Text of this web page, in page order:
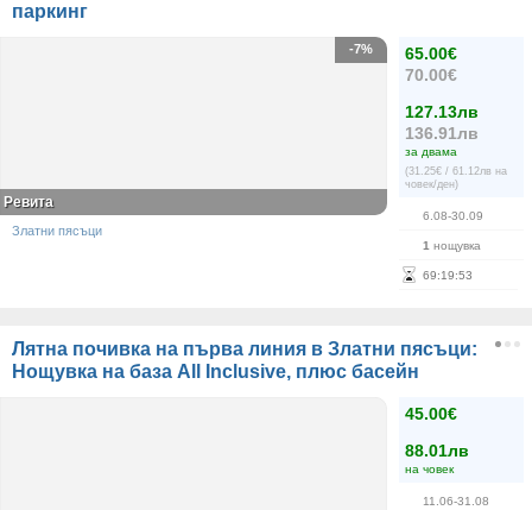
паркинг
65.00€
70.00€
127.13лв
136.91лв
за двама
(31.25€ / 61.12лв на
човек/ден)
6.08-30.09
1 нощувка
69:19:53
-7%
Ревита
Златни пясъци
Лятна почивка на първа линия в Златни пясъци:
Нощувка на база All Inclusive, плюс басейн
45.00€
88.01лв
на човек
11.06-31.08